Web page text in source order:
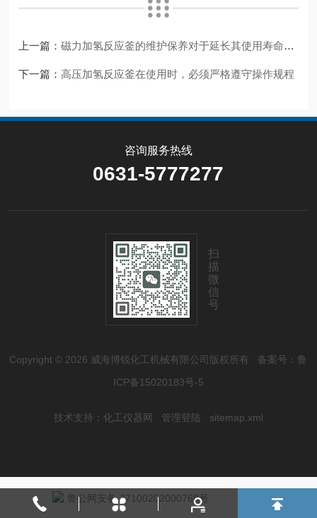
上一篇：磁力加氢反应釜的维护保养对于延长其使用寿命至关重要
下一篇：高压加氢反应釜在使用时，必须严格遵守操作规程
咨询服务热线
0631-5777277
扫
描
微
信
号
Copyright © 2026 威海博锐化工机械有限公司版权所有 备案号：鲁
ICP备15020183号-5
技术支持： 化工仪器网 管理登陆 sitemap.xml
鲁公网安备 37100202000768号